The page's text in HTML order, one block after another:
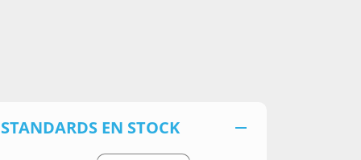
STANDARDS EN STOCK 